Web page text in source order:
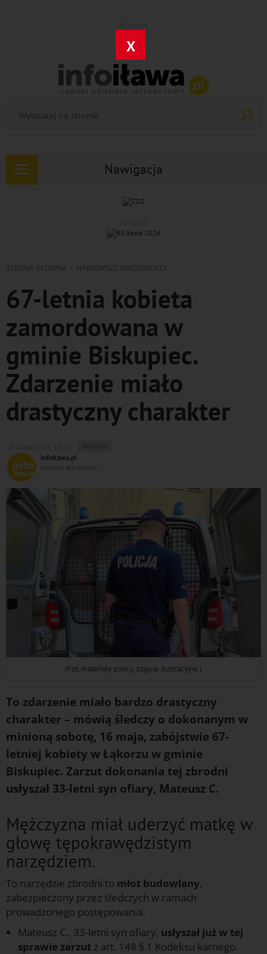
X
Nawigacja
Rozwiń
STRONA GŁÓWNA NAJNOWSZE WIADOMOŚCI
67-letnia kobieta
zamordowana w
gminie Biskupiec.
Zdarzenie miało
drastyczny charakter
DO
infoilawa.pl
ostatnie aktualności ‹
(Fot. materiały policji, zdjęcie ilustracyjne.)
To zdarzenie miało bardzo drastyczny
charakter – mówią śledczy o dokonanym w
minioną sobotę, 16 maja, zabójstwie 67-
letniej kobiety w Łąkorzu w gminie
Biskupiec. Zarzut dokonania tej zbrodni
usłyszał 33-letni syn ofiary, Mateusz C.
Mężczyzna miał uderzyć matkę w
głowę tępokrawędzistym
narzędziem.
To narzędzie zbrodni to młot budowlany,
zabezpieczony przez śledczych w ramach
prowadzonego postępowania.
Mateusz C., 33-letni syn ofiary, usłyszał już w tej
sprawie zarzut z art. 148 § 1 Kodeksu karnego.